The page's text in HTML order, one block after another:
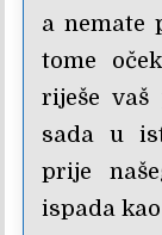
a nemate
tome
riješe vaš
sada u
prije
ispada